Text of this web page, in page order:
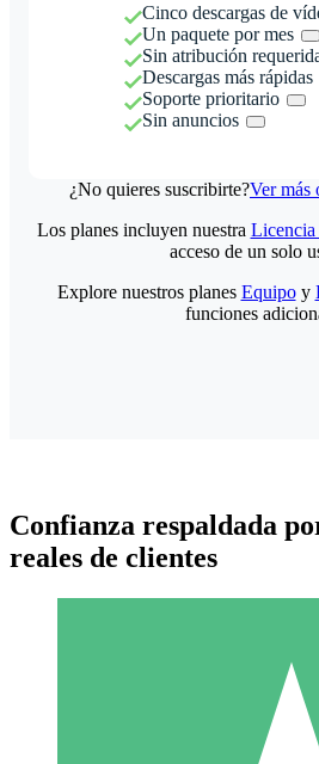
Cinco descargas de
Un paquete por mes
Sin atribución
Descargas más rápidas
Soporte prioritario
Sin anuncios
¿No quieres suscribirte?Ver más
Paquetes de
Los planes incluyen nuestra Licencia
acceso de un solo
Explore nuestros planes Equipoy
funciones
Confianza respaldada
reales de clientes